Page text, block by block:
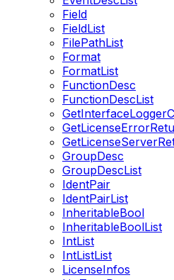
Field
FieldList
FilePathList
Format
FormatList
FunctionDesc
FunctionDescList
GroupDesc
GroupDescList
IdentPair
IdentPairList
InheritableBool
InheritableBoolList
IntList
IntListList
LicenseInfos